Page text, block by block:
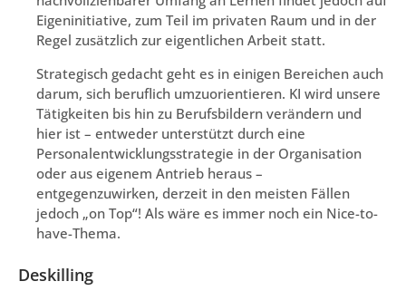
Eigeninitiative, zum Teil im privaten Raum und in der
Regel zusätzlich zur eigentlichen Arbeit statt.
Strategisch gedacht geht es in einigen Bereichen auch
darum, sich beruflich umzuorientieren. KI wird unsere
Tätigkeiten bis hin zu Berufsbildern verändern und
hier ist – entweder unterstützt durch eine
Personalentwicklungsstrategie in der Organisation
oder aus eigenem Antrieb heraus –
entgegenzuwirken, derzeit in den meisten Fällen
jedoch „on Top“! Als wäre es immer noch ein Nice-to-
have-Thema.
Deskilling